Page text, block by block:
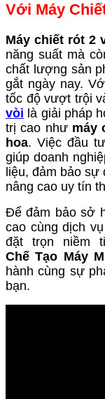
Với Máy
Máy chiết rót 2
năng suất mà
chất lượng sản
gắt ngày nay.
tốc độ vượt trội
vòi là giải pháp
trị cao như máy
hoa. Việc đầu
giúp doanh
liệu, đảm bảo sự
nâng cao uy tín
Để đảm bảo sở
cao cùng dịch
đặt trọn niềm
Chế Tạo Máy
hành cùng sự
bạn.